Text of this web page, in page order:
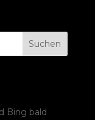
Suchen
Bing bald